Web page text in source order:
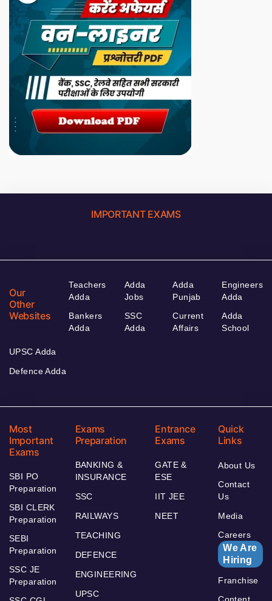
IMPORTANT EXAMS
Our
Other
Websites
Teachers
Adda
Bankers
Adda
Adda
Jobs
SSC
Adda
Adda
Punjab
Current
Affairs
Engineers
Adda
Adda
School
UPSC Adda
Defence Adda
Most
Important
Exams
SBI PO
Preparation
SBI CLERK
Preparation
SEBI
Preparation
SSC JE
Preparation
Exams
Preparation
BANKING &
INSURANCE
SSC
RAILWAYS
TEACHING
DEFENCE
ENGINEERING
UPSC
Entrance
Exams
GATE &
ESE
IIT JEE
NEET
Quick
Links
About Us
Contact
Us
Media
Careers
We Are
Hiring
Franchise